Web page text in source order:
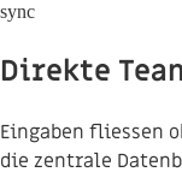
sync
Direkte
Eingaben fliessen
die zentrale